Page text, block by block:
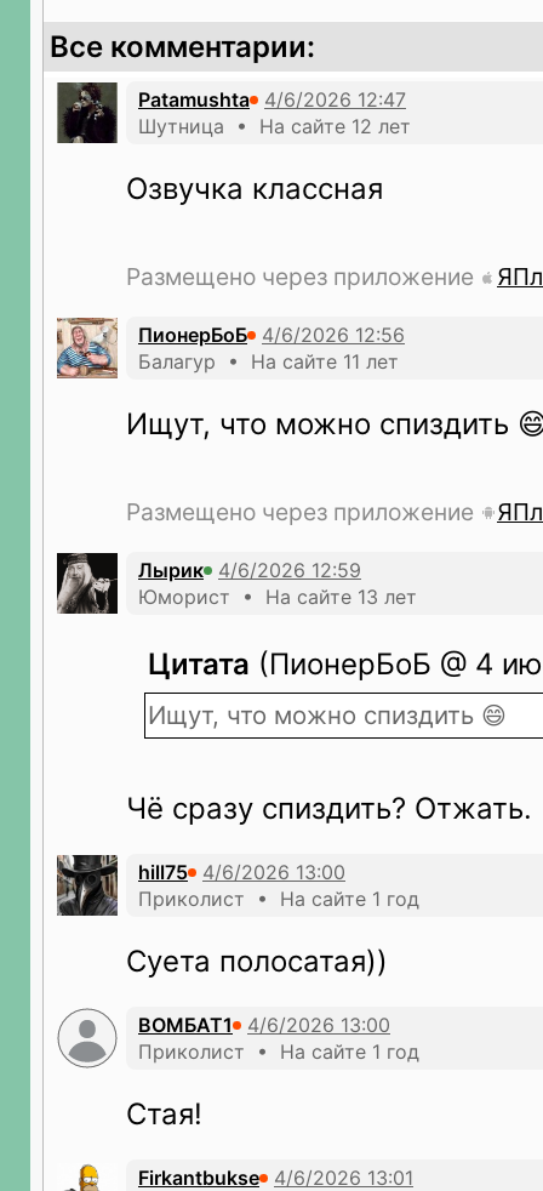
Все комментарии:
Patamushta
Шутница • На сайте 12 лет
Озвучка классная
Размещено через приложение
ПионерБоБ
Балагур • На сайте 11 лет
Ищут, что можно спиздить
Размещено через приложение
Лырик
Юморист • На сайте 13 лет
Цитата (ПионерБоБ @ 4
Ищут, что можно спиздить 😄
Чё сразу спиздить? Отжать.
hill75
Приколист • На сайте 1 год
Суета полосатая))
ВОМБАТ1
Приколист • На сайте 1 год
Стая!
Firkantbukse